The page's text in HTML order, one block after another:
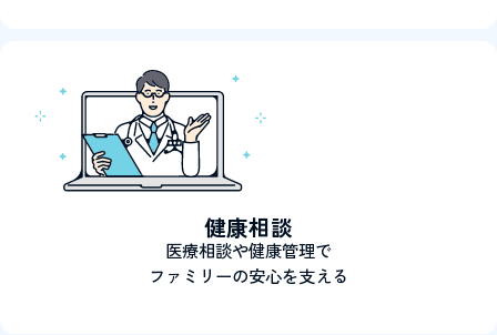
健康相談
医療相談や健康管理で
ファミリーの安心を支える